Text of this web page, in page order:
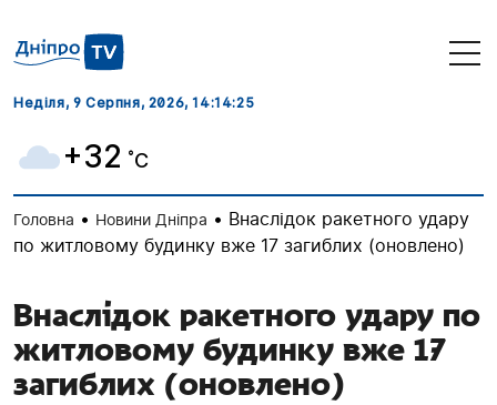
Неділя, 9 Серпня, 2026, 14:14:26
+32 ˚C
Головна • Новини Дніпра • Внаслідок ракетного удару
по житловому будинку вже 17 загиблих (оновлено)
Внаслідок ракетного удару по
житловому будинку вже 17
загиблих (оновлено)